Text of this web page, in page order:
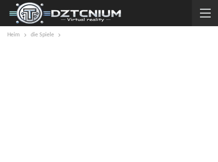
Heim die Spiele